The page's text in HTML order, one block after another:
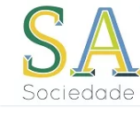
conteúdo
Pular
para
conteúdo